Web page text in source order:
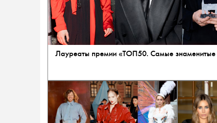
Лауреаты премии «ТОП50. Самые